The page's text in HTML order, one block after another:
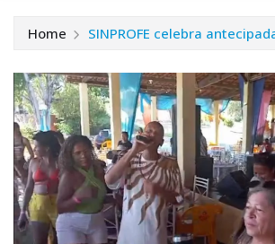
Home SINPROFE celebra